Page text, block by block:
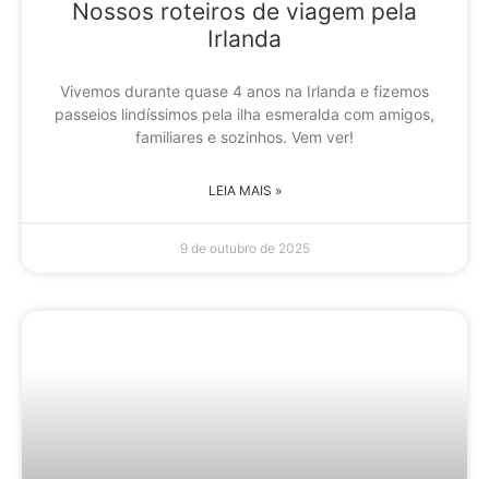
Nossos roteiros de viagem pela
Irlanda
Vivemos durante quase 4 anos na Irlanda e fizemos
passeios lindíssimos pela ilha esmeralda com amigos,
familiares e sozinhos. Vem ver!
LEIA MAIS »
9 de outubro de 2025